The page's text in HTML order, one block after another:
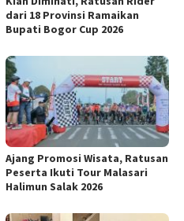
dari 18 Provinsi Ramaikan
Bupati Bogor Cup 2026
Ajang Promosi Wisata, Ratusan
Peserta Ikuti Tour Malasari
Halimun Salak 2026